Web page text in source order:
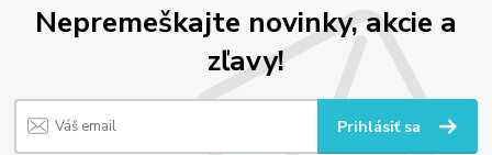
Nepremeškajte novinky, akcie a
zľavy!
Prihlásiť sa